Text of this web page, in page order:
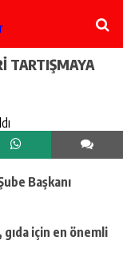
TARTIŞMAYA
Başkanı
gıda için en önemli